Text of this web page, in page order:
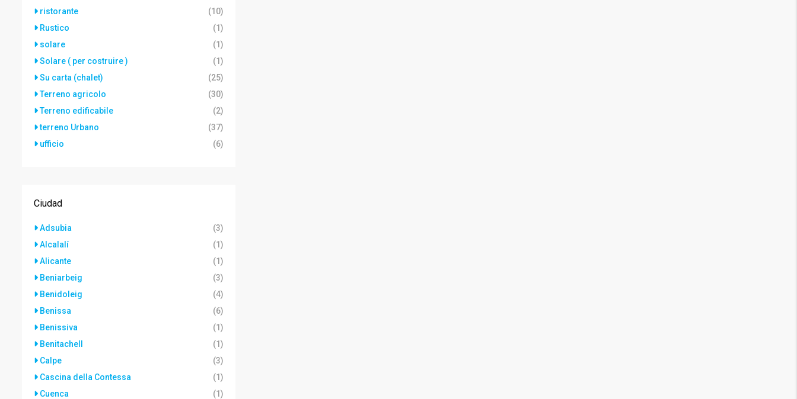
ristorante
(10)
Rustico
(1)
solare
(1)
Solare ( per costruire )
(1)
Su carta (chalet)
(25)
Terreno agricolo
(30)
Terreno edificabile
(2)
terreno Urbano
(37)
ufficio
(6)
Ciudad
Adsubia
(3)
Alcalalí
(1)
Alicante
(1)
Beniarbeig
(3)
Benidoleig
(4)
Benissa
(6)
Benissiva
(1)
Benitachell
(1)
Calpe
(3)
Cascina della Contessa
(1)
Cuenca
(1)